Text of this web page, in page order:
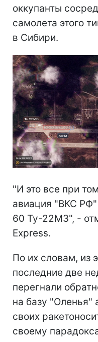
оккупанты
самолета этого
в Сибири.
"И это все при
авиация "ВКС
60 Ту-22М3", -
Express.
По их словам, из
последние две
перегнали
на базу "Оленья"
своих
своему